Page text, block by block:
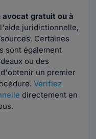
gratuit ou à
juridictionnelle,
Certaines
sont également
ou des
un premier
Vérifiez
directement en